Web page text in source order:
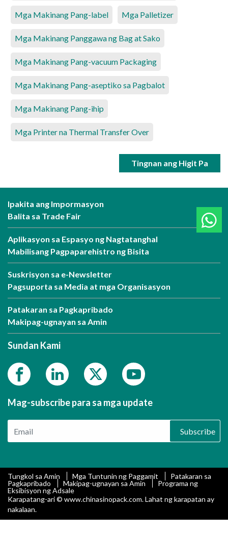
Mga Makinang Pang-label Mga Palletizer
Mga Makinang Panggawa ng Bag at Sako
Mga Makinang Pang-vacuum Packaging
Mga Makinang Pang-aseptiko sa Pagbalot
Mga Makinang Pang-ihip
Mga Printer na Thermal Transfer Over
Tingnan ang Higit Pa
Ipakita ang Impormasyon
Balita sa Trade Fair
Aplikasyon sa Espasyo ng Nagtatanghal
Mabilisang Pagpaparehistro ng Bisita
Suskrisyon sa e-Newsletter
Pagsuporta sa Media at mga Organisasyon
Patakaran sa Pagkapribado
Makipag-ugnayan sa Amin
Sundan Kami
Mag-subscribe para sa mga update
Subscribe
Tungkol sa Amin Mga Tuntunin ng Paggamit
Patakaran sa
Pagkapribado
Makipag-ugnayan sa Amin
Programa ng
Eksibisyon ng Adsale
Karapatang-ari © www.chinasinopack.com. Lahat ng karapatan ay
nakalaan.